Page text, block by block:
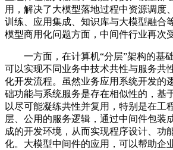
用，解决了大模型落地过程中资源调度
训练、应用集成、知识库与大模型融合
模型商用化问题方面，中间件行业再次
一方面，在计算机“分层”架构的基
可以实现不同业务中技术共性与服务共
化开发流程。虽然业务应用系统开发的
础功能与系统服务是存在相似性的，基
以尽可能凝练共性并复用，特别是在工
层、公用的服务逻辑，通过中间件包装
成的开发环境，从而实现程序设计、功
化。大模型中间件的应用，可以帮助企